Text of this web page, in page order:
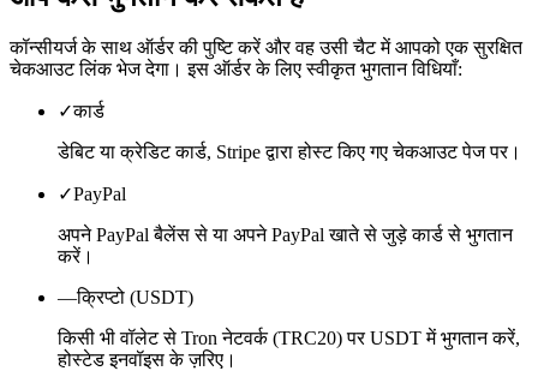
कॉन्सीयर्ज के साथ ऑर्डर की पुष्टि करें और वह उसी चैट में आपको एक सुरक्षित
चेकआउट लिंक भेज देगा। इस ऑर्डर के लिए स्वीकृत भुगतान विधियाँ:
✓कार्ड
डेबिट या क्रेडिट कार्ड, Stripe द्वारा होस्ट किए गए चेकआउट पेज पर।
✓PayPal
अपने PayPal बैलेंस से या अपने PayPal खाते से जुड़े कार्ड से भुगतान
करें।
—क्रिप्टो (USDT)
किसी भी वॉलेट से Tron नेटवर्क (TRC20) पर USDT में भुगतान करें,
होस्टेड इनवॉइस के ज़रिए।